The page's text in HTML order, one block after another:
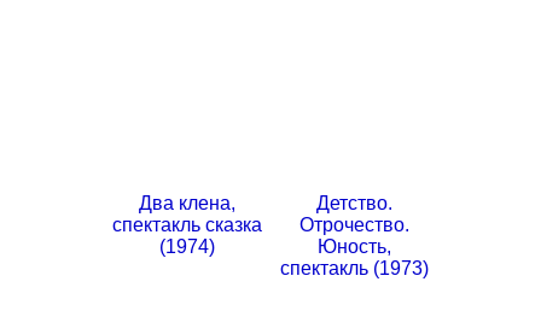
Два клена,
спектакль сказка
(1974)
Детство.
Отрочество.
Юность,
спектакль (1973)